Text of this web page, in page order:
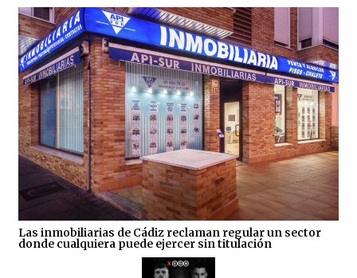
Las inmobiliarias de Cádiz reclaman regular un sector
donde cualquiera puede ejercer sin titulación